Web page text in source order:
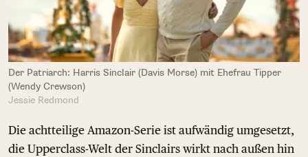
Der Patriarch: Harris Sinclair (Davis Morse) mit Ehefrau Tipper
(Wendy Crewson)
Jessie Redmond
Die achtteilige Amazon-Serie ist aufwändig umgesetzt,
die Upperclass-Welt der Sinclairs wirkt nach außen hin